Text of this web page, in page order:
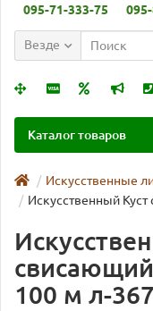
095-71-333-75
Везде
Каталог товаров
Искусственные
Искусственный
100 м л-367